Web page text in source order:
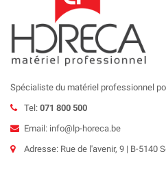
Spécialiste du matériel professionnel
Tel: 071 800 500
Email: info@lp-horeca.be
Adresse: Rue de l'avenir, 9 | B-5140